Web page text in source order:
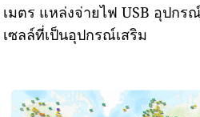
เมตร แหล่งจ่ายไฟ USB อุปก
เซลล์ที่เป็นอุปกรณ์เสริม